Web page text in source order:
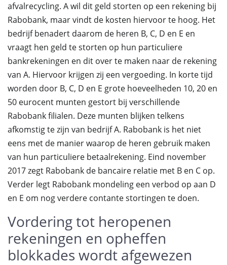
afvalrecycling. A wil dit geld storten op een rekening bij
Rabobank, maar vindt de kosten hiervoor te hoog. Het
bedrijf benadert daarom de heren B, C, D en E en
vraagt hen geld te storten op hun particuliere
bankrekeningen en dit over te maken naar de rekening
van A. Hiervoor krijgen zij een vergoeding. In korte tijd
worden door B, C, D en E grote hoeveelheden 10, 20 en
50 eurocent munten gestort bij verschillende
Rabobank filialen. Deze munten blijken telkens
afkomstig te zijn van bedrijf A. Rabobank is het niet
eens met de manier waarop de heren gebruik maken
van hun particuliere betaalrekening. Eind november
2017 zegt Rabobank de bancaire relatie met B en C op.
Verder legt Rabobank mondeling een verbod op aan D
en E om nog verdere contante stortingen te doen.
Vordering tot heropenen
rekeningen en opheffen
blokkades wordt afgewezen